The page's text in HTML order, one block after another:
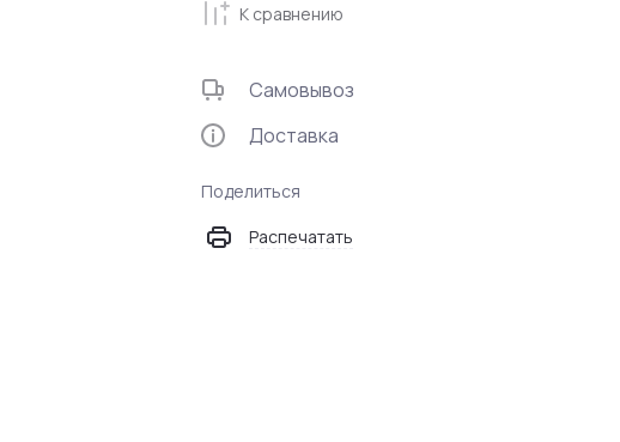
К сравнению
Самовывоз
Доставка
Поделиться
Распечатать